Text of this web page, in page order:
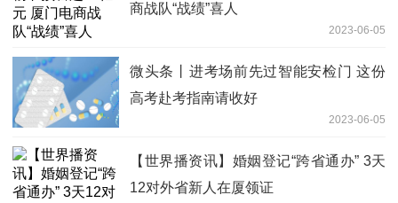
商战队“战绩”喜人
2023-06-05
微头条丨进考场前先过智能安检门 这份
高考赴考指南请收好
2023-06-05
【世界播资讯】婚姻登记“跨省通办” 3天
12对外省新人在厦领证